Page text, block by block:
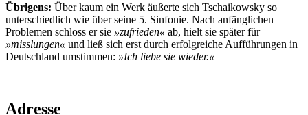
Übrigens: Über kaum ein Werk äußerte sich Tschaikowsky so
unterschiedlich wie über seine 5. Sinfonie. Nach anfänglichen
Problemen schloss er sie »zufrieden« ab, hielt sie später für
»misslungen« und ließ sich erst durch erfolgreiche Aufführungen in
Deutschland umstimmen: »Ich liebe sie wieder.«
Adresse